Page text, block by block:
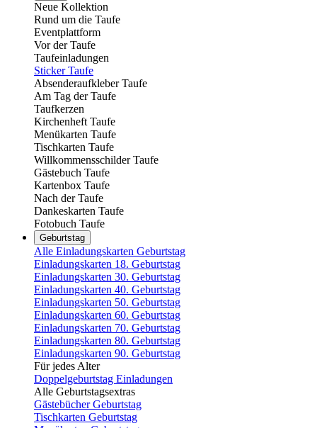
Neue Kollektion
Rund um die Taufe
Eventplattform
Vor der Taufe
Taufeinladungen
Sticker Taufe
Absenderaufkleber Taufe
Am Tag der Taufe
Taufkerzen
Kirchenheft Taufe
Menükarten Taufe
Tischkarten Taufe
Willkommensschilder Taufe
Gästebuch Taufe
Kartenbox Taufe
Nach der Taufe
Dankeskarten Taufe
Fotobuch Taufe
Geburtstag
Alle Einladungskarten Geburtstag
Einladungskarten 18. Geburtstag
Einladungskarten 30. Geburtstag
Einladungskarten 40. Geburtstag
Einladungskarten 50. Geburtstag
Einladungskarten 60. Geburtstag
Einladungskarten 70. Geburtstag
Einladungskarten 80. Geburtstag
Einladungskarten 90. Geburtstag
Für jedes Alter
Doppelgeburtstag Einladungen
Alle Geburtstagsextras
Gästebücher Geburtstag
Tischkarten Geburtstag